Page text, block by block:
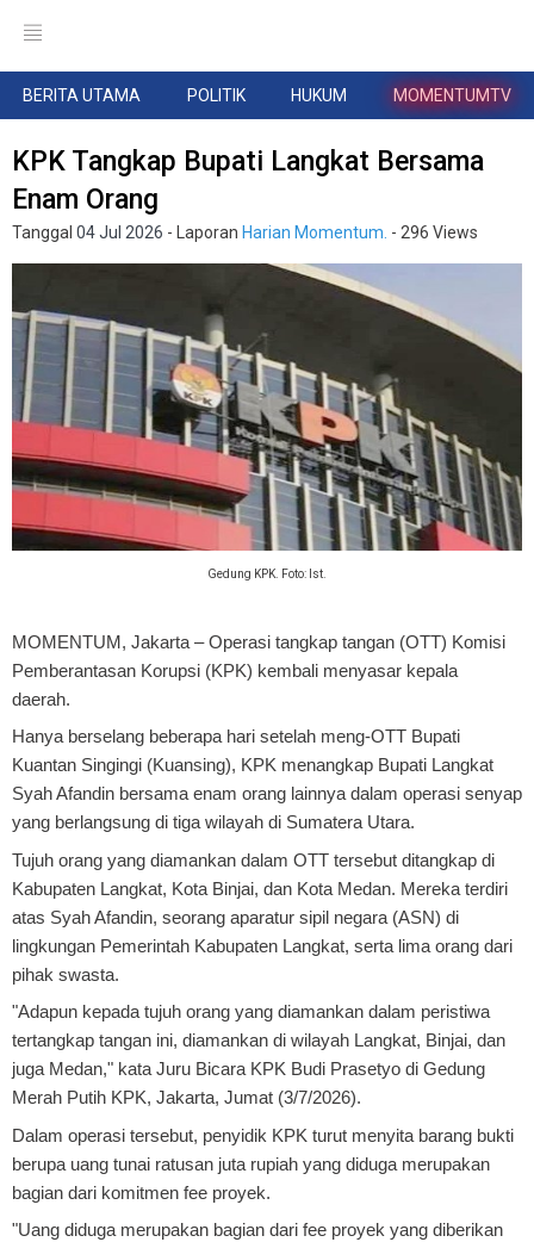
BERITA UTAMA POLITIK HUKUM MOMENTUMTV
KPK Tangkap Bupati Langkat Bersama
Enam Orang
Tanggal 04 Jul 2026 - Laporan Harian Momentum. - 296 Views
Gedung KPK. Foto: Ist.
MOMENTUM, Jakarta – Operasi tangkap tangan (OTT) Komisi
Pemberantasan Korupsi (KPK) kembali menyasar kepala
daerah.
Hanya berselang beberapa hari setelah meng-OTT Bupati
Kuantan Singingi (Kuansing), KPK menangkap Bupati Langkat
Syah Afandin bersama enam orang lainnya dalam operasi senyap
yang berlangsung di tiga wilayah di Sumatera Utara.
Tujuh orang yang diamankan dalam OTT tersebut ditangkap di
Kabupaten Langkat, Kota Binjai, dan Kota Medan. Mereka terdiri
atas Syah Afandin, seorang aparatur sipil negara (ASN) di
lingkungan Pemerintah Kabupaten Langkat, serta lima orang dari
pihak swasta.
"Adapun kepada tujuh orang yang diamankan dalam peristiwa
tertangkap tangan ini, diamankan di wilayah Langkat, Binjai, dan
juga Medan," kata Juru Bicara KPK Budi Prasetyo di Gedung
Merah Putih KPK, Jakarta, Jumat (3/7/2026).
Dalam operasi tersebut, penyidik KPK turut menyita barang bukti
berupa uang tunai ratusan juta rupiah yang diduga merupakan
bagian dari komitmen fee proyek.
"Uang diduga merupakan bagian dari fee proyek yang diberikan